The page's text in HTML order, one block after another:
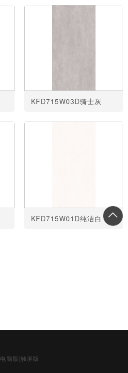
KFD715W03D骑士灰
KFD715W01D纯洁白
电脑版 |触屏版